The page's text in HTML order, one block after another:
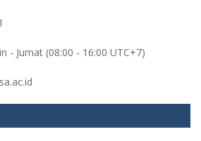
- Jumat (08:00 - 16:00 UTC+7)